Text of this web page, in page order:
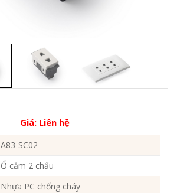
Giá: Liên hệ
A83-SC02
Ổ cắm 2 chấu
Nhựa PC chống cháy